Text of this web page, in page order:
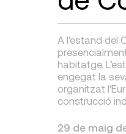
A l’estand del
habitatge.
engegat la
organitzat
construcció
29 de maig